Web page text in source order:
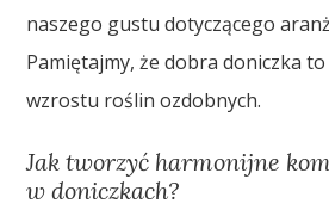
naszego gustu dotyczącego
Pamiętajmy, że dobra doniczka
wzrostu roślin ozdobnych.
Jak tworzyć harmonijne
w doniczkach?